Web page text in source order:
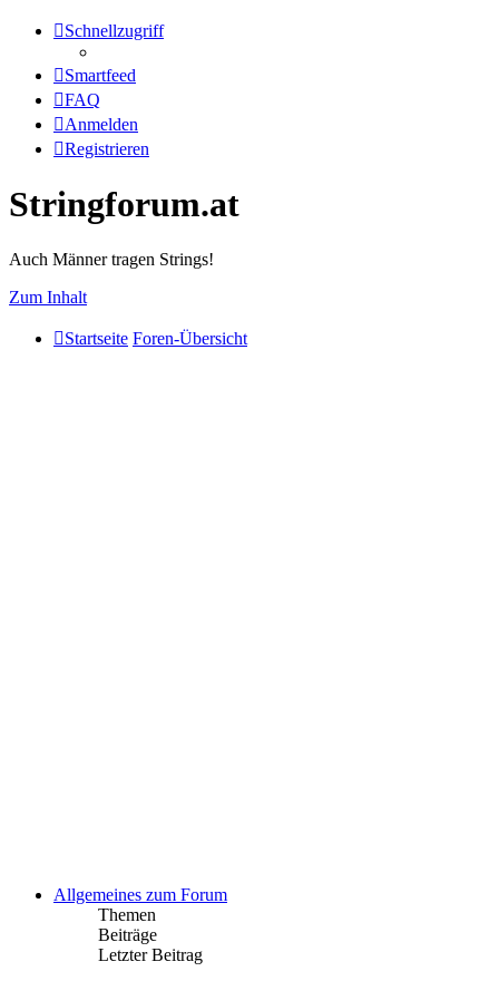
Schnellzugriff
Smartfeed
FAQ
Anmelden
Registrieren
Stringforum.at
Auch Männer tragen Strings!
Zum Inhalt
Startseite Foren-Übersicht
Allgemeines zum Forum
Themen
Beiträge
Letzter Beitrag